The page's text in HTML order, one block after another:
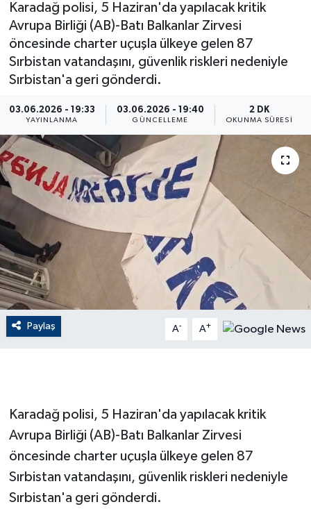
Karadağ polisi, 5 Haziran'da yapılacak kritik
Avrupa Birliği (AB)-Batı Balkanlar Zirvesi
öncesinde charter uçuşla ülkeye gelen 87
Sırbistan vatandaşını, güvenlik riskleri nedeniyle
Sırbistan'a geri gönderdi.
03.06.2026 - 19:33
YAYINLANMA
03.06.2026 - 19:40
GÜNCELLEME
2 DK
OKUNMA SÜRESI
Paylaş A- A+
Karadağ polisi, 5 Haziran'da yapılacak kritik
Avrupa Birliği (AB)-Batı Balkanlar Zirvesi
öncesinde charter uçuşla ülkeye gelen 87
Sırbistan vatandaşını, güvenlik riskleri nedeniyle
Sırbistan'a geri gönderdi.
Canlı Maç
ÇEVRE
Dış Haberler
Dünya
EĞİTİM
EKONOMİ
English News
Finans
Flaş Haber
Gayrimenkul
Güvenlik
HABERDE İNSAN